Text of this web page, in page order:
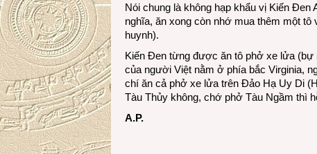
Nói chung là không hạp khẩu vị Kiến
nghĩa, ăn xong còn nhớ mua thêm một
huynh).
Kiến Đen từng được ăn tô phở xe lửa
của người Việt nằm ở phía bắc Virginia,
chí ăn cả phở xe lửa trên Đảo Hạ Uy Di
Tàu Thủy không, chớ phở Tàu Ngầm thì
A.P.